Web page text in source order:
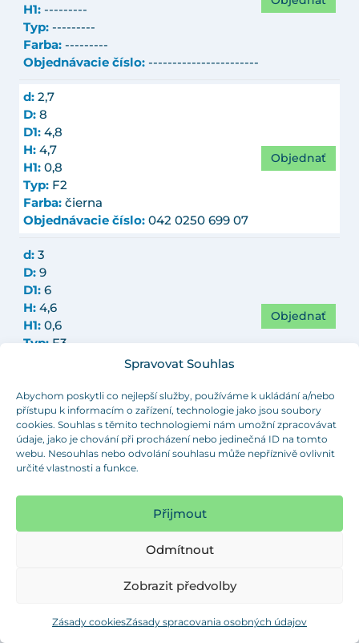
Spravovat Souhlas
Abychom poskytli co nejlepší služby, používáme k ukládání a/nebo
přístupu k informacím o zařízení, technologie jako jsou soubory
cookies. Souhlas s těmito technologiemi nám umožní zpracovávat
údaje, jako je chování při procházení nebo jedinečná ID na tomto
webu. Nesouhlas nebo odvolání souhlasu může nepříznivě ovlivnit
určité vlastnosti a funkce.
Přijmout
Odmítnout
Zobrazit předvolby
Zásady cookiesZásady spracovania osobných údajov
H1: ---------
Typ: ---------
Farba: ---------
Objednávacie číslo: -----------------------
d: 2,7
D: 8
D1: 4,8
H: 4,7
H1: 0,8
Typ: F2
Farba: čierna
Objednávacie číslo: 042 0250 699 07
Objednať
d: 3
D: 9
D1: 6
H: 4,6
H1: 0,6
Typ: F3
Objednať
d: 3
D: 11
D1: 8
H: 8
Objednávacie číslo: 042 0302 699 07
6,4
Objednať